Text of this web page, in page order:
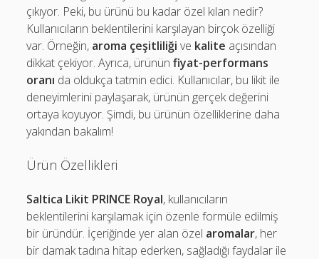
çıkıyor. Peki, bu ürünü bu kadar özel kılan nedir?
Kullanıcıların beklentilerini karşılayan birçok özelliği
var. Örneğin, aroma çeşitliliği ve kalite açısından
dikkat çekiyor. Ayrıca, ürününfiyat-performans
oranı da oldukça tatmin edici. Kullanıcılar, bu likit ile
deneyimlerini paylaşarak, ürünün gerçek değerini
ortaya koyuyor. Şimdi, bu ürünün özelliklerine daha
yakından bakalım!
Ürün Özellikleri
Saltica Likit PRINCE Royal, kullanıcıların
beklentilerini karşılamak için özenle formüle edilmiş
bir üründür. İçeriğinde yer alan özel aromalar, her
bir damak tadına hitap ederken, sağladığı faydalar ile